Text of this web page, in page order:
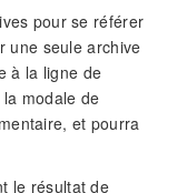
pour se référer
une seule archive
à la ligne de
modale de
et pourra
le résultat de